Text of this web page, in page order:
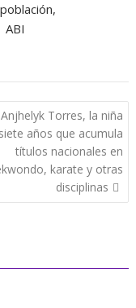
Torres, la niña
años que acumula
títulos nacionales en
karate y otras
disciplinas